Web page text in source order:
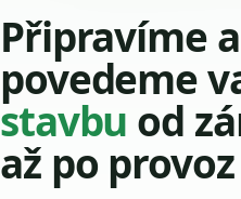
Připravíme a
povedeme
stavbu od
až po provoz